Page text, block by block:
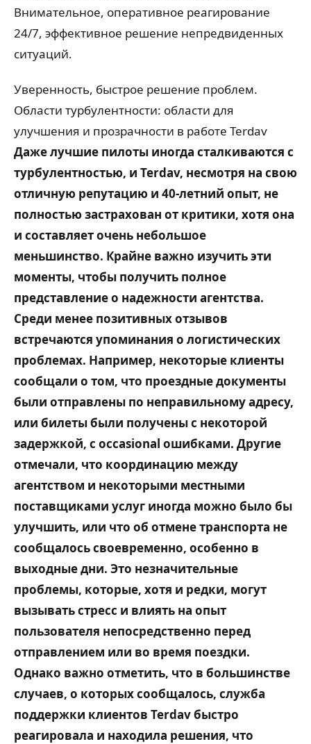
Внимательное, оперативное реагирование
24/7, эффективное решение непредвиденных
ситуаций.
Уверенность, быстрое решение проблем.
Области турбулентности: области для
улучшения и прозрачности в работе Terdav
Даже лучшие пилоты иногда сталкиваются с
турбулентностью, и Terdav, несмотря на свою
отличную репутацию и 40-летний опыт, не
полностью застрахован от критики, хотя она
и составляет очень небольшое
меньшинство. Крайне важно изучить эти
моменты, чтобы получить полное
представление о надежности агентства.
Среди менее позитивных отзывов
встречаются упоминания о логистических
проблемах. Например, некоторые клиенты
сообщали о том, что проездные документы
были отправлены по неправильному адресу,
или билеты были получены с некоторой
задержкой, с occasional ошибками. Другие
отмечали, что координацию между
агентством и некоторыми местными
поставщиками услуг иногда можно было бы
улучшить, или что об отмене транспорта не
сообщалось своевременно, особенно в
выходные дни. Это незначительные
проблемы, которые, хотя и редки, могут
вызывать стресс и влиять на опыт
пользователя непосредственно перед
отправлением или во время поездки.
Однако важно отметить, что в большинстве
случаев, о которых сообщалось, служба
поддержки клиентов Terdav быстро
реагировала и находила решения, что